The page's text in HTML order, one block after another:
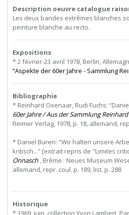
Description oeuvre catalogue
Les deux bandes extrêmes blanches
peinture blanche au recto.
Expositions
* 2 février-23 avril 1978, Berlin,
“Aspekte der 60er Jahre - Sammlung
Bibliographie
* Reinhard Oxenaar, Rudi Fuchs:
60er Jahre / Aus der Sammlung
Reimer Verlag, 1978, p. 18, allemand,
* Daniel Buren: "Wir halten unsere
kritisch..." [extrait repris de "Limites
Onnasch, Brême : Neues Museum
allemand, repr. coul. p. 189, list. p. 288
Historique
* 1969, juin, collection Yvon Lambert,